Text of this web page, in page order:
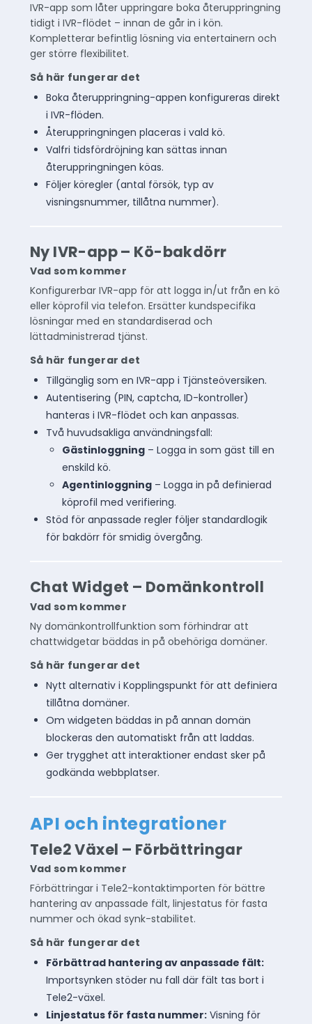
IVR-app som låter uppringare boka återuppringning
tidigt i IVR-flödet – innan de går in i kön.
Kompletterar befintlig lösning via entertainern och
ger större flexibilitet.
Så här fungerar det
Boka återuppringning-appen konfigureras direkt
i IVR-flöden.
Återuppringningen placeras i vald kö.
Valfri tidsfördröjning kan sättas innan
återuppringningen köas.
Följer köregler (antal försök, typ av
visningsnummer, tillåtna nummer).
Ny IVR-app – Kö-bakdörr
Vad som kommer
Konfigurerbar IVR-app för att logga in/ut från en kö
eller köprofil via telefon. Ersätter kundspecifika
lösningar med en standardiserad och
lättadministrerad tjänst.
Så här fungerar det
Tillgänglig som en IVR-app i Tjänsteöversiken.
Autentisering (PIN, captcha, ID-kontroller)
hanteras i IVR-flödet och kan anpassas.
Två huvudsakliga användningsfall:
Gästinloggning – Logga in som gäst till en
enskild kö.
Agentinloggning – Logga in på definierad
köprofil med verifiering.
Stöd för anpassade regler följer standardlogik
för bakdörr för smidig övergång.
Chat Widget – Domänkontroll
Vad som kommer
Ny domänkontrollfunktion som förhindrar att
chattwidgetar bäddas in på obehöriga domäner.
Så här fungerar det
Nytt alternativ i Kopplingspunkt för att definiera
tillåtna domäner.
Om widgeten bäddas in på annan domän
blockeras den automatiskt från att laddas.
Ger trygghet att interaktioner endast sker på
godkända webbplatser.
API och integrationer
Tele2 Växel – Förbättringar
Vad som kommer
Förbättringar i Tele2-kontaktimporten för bättre
hantering av anpassade fält, linjestatus för fasta
nummer och ökad synk-stabilitet.
Så här fungerar det
Förbättrad hantering av anpassade fält:
Importsynken stöder nu fall där fält tas bort i
Tele2-växel.
Linjestatus för fasta nummer: Visning för